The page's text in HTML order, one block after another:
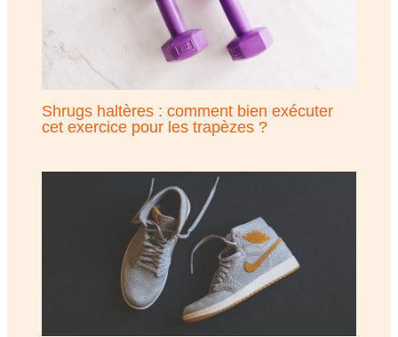
Shrugs haltères : comment bien exécuter
cet exercice pour les trapèzes ?